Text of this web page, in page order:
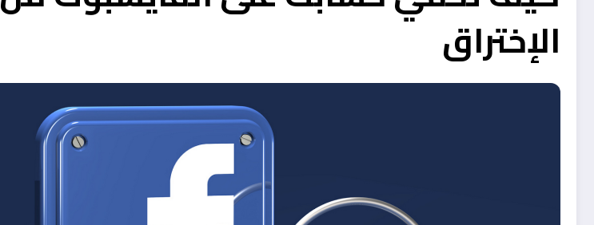
الإختراق